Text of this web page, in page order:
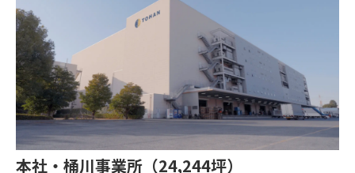
本社・桶川事業所（24,244坪）